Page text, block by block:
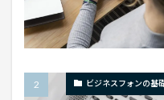
ビジネスフォンの基